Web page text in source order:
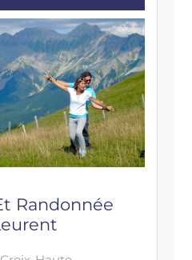
Randonnée